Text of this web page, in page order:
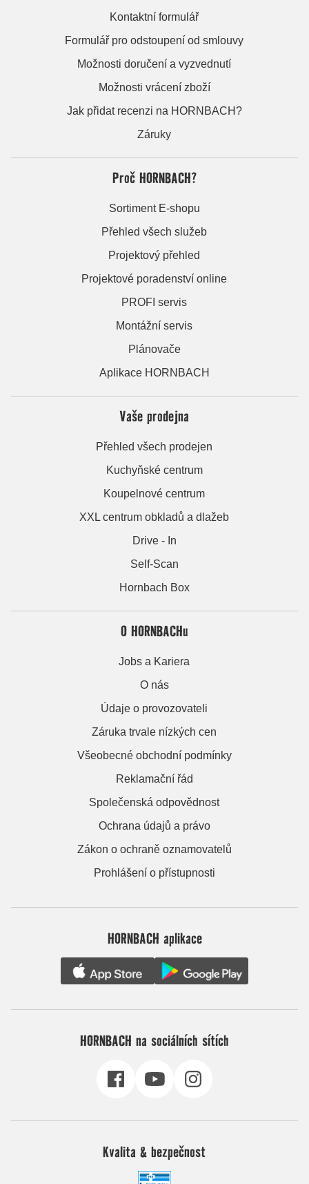
Kontaktní formulář
Formulář pro odstoupení od smlouvy
Možnosti doručení a vyzvednutí
Možnosti vrácení zboží
Jak přidat recenzi na HORNBACH?
Záruky
Proč HORNBACH?
Sortiment E-shopu
Přehled všech služeb
Projektový přehled
Projektové poradenství online
PROFI servis
Montážní servis
Plánovače
Aplikace HORNBACH
Vaše prodejna
Přehled všech prodejen
Kuchyňské centrum
Koupelnové centrum
XXL centrum obkladů a dlažeb
Drive - In
Self-Scan
Hornbach Box
O HORNBACHu
Jobs a Kariera
O nás
Údaje o provozovateli
Záruka trvale nízkých cen
Všeobecné obchodní podmínky
Reklamační řád
Společenská odpovědnost
Ochrana údajů a právo
Zákon o ochraně oznamovatelů
Prohlášení o přístupnosti
HORNBACH aplikace
HORNBACH na sociálních sítích
Kvalita & bezpečnost